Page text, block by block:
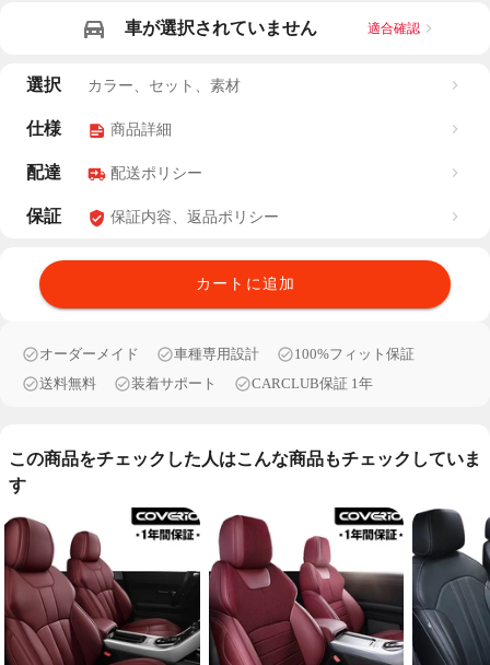
車が選択されていません 適合確認
選択 カラー、セット、素材
仕様 商品詳細
配達 配送ポリシー
保証 保証内容、返品ポリシー
カートに追加
オーダーメイド 車種専用設計
100%フィット保証
送料無料
装着サポート CARCLUB保証 1年
この商品をチェックした人はこんな商品もチェックしていま
す